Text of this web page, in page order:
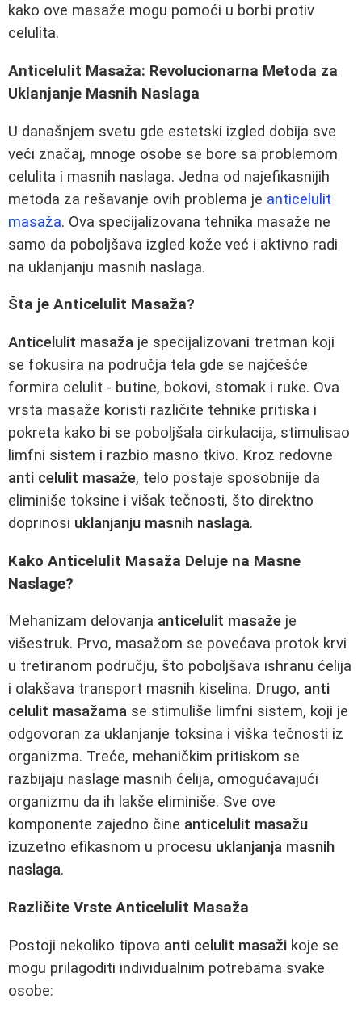
kako ove masaže mogu pomoći u borbi protiv
celulita.
Anticelulit Masaža: Revolucionarna Metoda za
Uklanjanje Masnih Naslaga
U današnjem svetu gde estetski izgled dobija sve
veći značaj, mnoge osobe se bore sa problemom
celulita i masnih naslaga. Jedna od najefikasnijih
metoda za rešavanje ovih problema je anticelulit
masaža. Ova specijalizovana tehnika masaže ne
samo da poboljšava izgled kože već i aktivno radi
na uklanjanju masnih naslaga.
Šta je Anticelulit Masaža?
Anticelulit masaža je specijalizovani tretman koji
se fokusira na područja tela gde se najčešće
formira celulit - butine, bokovi, stomak i ruke. Ova
vrsta masaže koristi različite tehnike pritiska i
pokreta kako bi se poboljšala cirkulacija, stimulisao
limfni sistem i razbio masno tkivo. Kroz redovne
anti celulit masaže, telo postaje sposobnije da
eliminiše toksine i višak tečnosti, što direktno
doprinosi uklanjanju masnih naslaga.
Kako Anticelulit Masaža Deluje na Masne
Naslage?
Mehanizam delovanja anticelulit masaže je
višestruk. Prvo, masažom se povećava protok krvi
u tretiranom području, što poboljšava ishranu ćelija
i olakšava transport masnih kiselina. Drugo, anti
celulit masažama se stimuliše limfni sistem, koji je
odgovoran za uklanjanje toksina i viška tečnosti iz
organizma. Treće, mehaničkim pritiskom se
razbijaju naslage masnih ćelija, omogućavajući
organizmu da ih lakše eliminiše. Sve ove
komponente zajedno čine anticelulit masažu
izuzetno efikasnom u procesu uklanjanja masnih
naslaga.
Različite Vrste Anticelulit Masaža
Postoji nekoliko tipova anti celulit masaži koje se
mogu prilagoditi individualnim potrebama svake
osobe: